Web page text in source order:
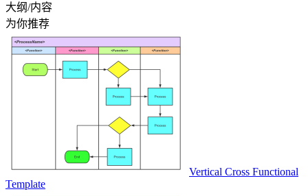
大纲/内容
为你推荐
Vertical Cross Functional
Template